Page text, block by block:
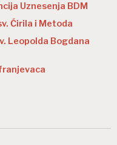
Uznesenja BDM
Ćirila i Metoda
Leopolda Bogdana